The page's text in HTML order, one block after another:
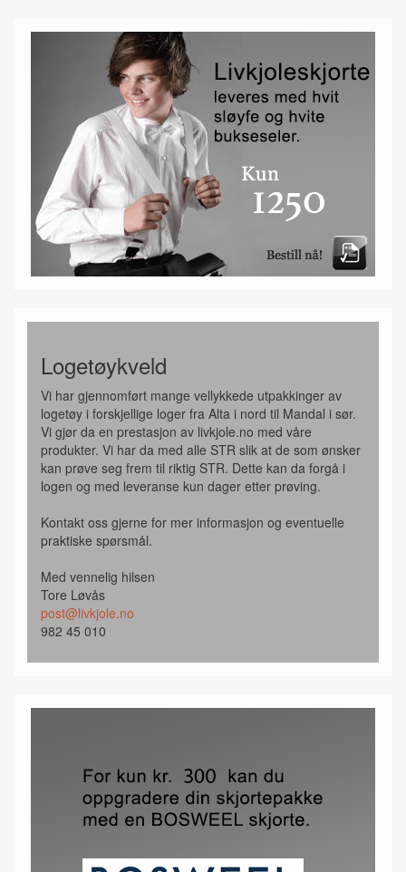
Logetøykveld
Vi har gjennomført mange vellykkede utpakkinger av
logetøy i forskjellige loger fra Alta i nord til Mandal i sør.
Vi gjør da en prestasjon av livkjole.no med våre
produkter. Vi har da med alle STR slik at de som ønsker
kan prøve seg frem til riktig STR. Dette kan da forgå i
logen og med leveranse kun dager etter prøving.
Kontakt oss gjerne for mer informasjon og eventuelle
praktiske spørsmål.
Med vennelig hilsen
Tore Løvås
post@livkjole.no
982 45 010